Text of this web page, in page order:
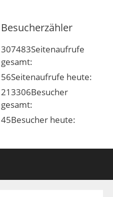
Besucherzähler
307483Seitenaufrufe
gesamt:
56Seitenaufrufe heute:
213306Besucher
gesamt:
45Besucher heute: